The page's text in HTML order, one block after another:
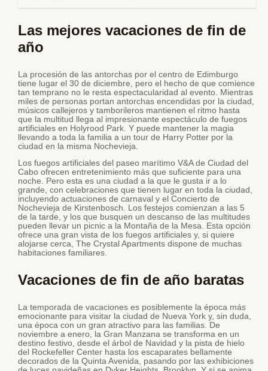
Las mejores vacaciones de fin de
año
La procesión de las antorchas por el centro de Edimburgo
tiene lugar el 30 de diciembre, pero el hecho de que comience
tan temprano no le resta espectacularidad al evento. Mientras
miles de personas portan antorchas encendidas por la ciudad,
músicos callejeros y tamborileros mantienen el ritmo hasta
que la multitud llega al impresionante espectáculo de fuegos
artificiales en Holyrood Park. Y puede mantener la magia
llevando a toda la familia a un tour de Harry Potter por la
ciudad en la misma Nochevieja.
Los fuegos artificiales del paseo marítimo V&A de Ciudad del
Cabo ofrecen entretenimiento más que suficiente para una
noche. Pero esta es una ciudad a la que le gusta ir a lo
grande, con celebraciones que tienen lugar en toda la ciudad,
incluyendo actuaciones de carnaval y el Concierto de
Nochevieja de Kirstenbosch. Los festejos comienzan a las 5
de la tarde, y los que busquen un descanso de las multitudes
pueden llevar un picnic a la Montaña de la Mesa. Esta opción
ofrece una gran vista de los fuegos artificiales y, si quiere
alojarse cerca, The Crystal Apartments dispone de muchas
habitaciones familiares.
Vacaciones de fin de año baratas
La temporada de vacaciones es posiblemente la época más
emocionante para visitar la ciudad de Nueva York y, sin duda,
una época con un gran atractivo para las familias. De
noviembre a enero, la Gran Manzana se transforma en un
destino festivo, desde el árbol de Navidad y la pista de hielo
del Rockefeller Center hasta los escaparates bellamente
decorados de la Quinta Avenida, pasando por las exhibiciones